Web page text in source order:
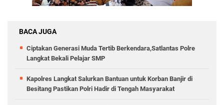
BACA JUGA
Ciptakan Generasi Muda Tertib Berkendara,Satlantas Polre
Langkat Bekali Pelajar SMP
Kapolres Langkat Salurkan Bantuan untuk Korban Banjir di
Besitang Pastikan Polri Hadir di Tengah Masyarakat